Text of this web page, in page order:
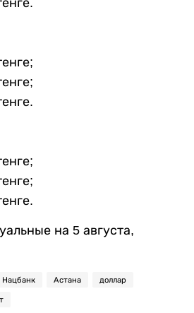
на 5 августа,
Нацбанк Астана доллар